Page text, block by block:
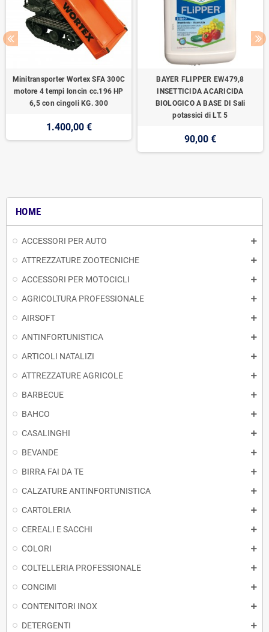
HOME
ACCESSORI PER AUTO
ATTREZZATURE ZOOTECNICHE
ACCESSORI PER MOTOCICLI
AGRICOLTURA PROFESSIONALE
AIRSOFT
ANTINFORTUNISTICA
ARTICOLI NATALIZI
ATTREZZATURE AGRICOLE
BARBECUE
BAHCO
CASALINGHI
BEVANDE
BIRRA FAI DA TE
CALZATURE ANTINFORTUNISTICA
CARTOLERIA
CEREALI E SACCHI
COLORI
COLTELLERIA PROFESSIONALE
CONCIMI
CONTENITORI INOX
DETERGENTI
Minitransporter Wortex SFA 300C
motore 4 tempi loncin cc.196 HP
6,5 con cingoli KG. 300
1.400,00 €
BAYER FLIPPER EW479,8
INSETTICIDA ACARICIDA
BIOLOGICO A BASE DI Sali
potassici di LT. 5
90,00 €